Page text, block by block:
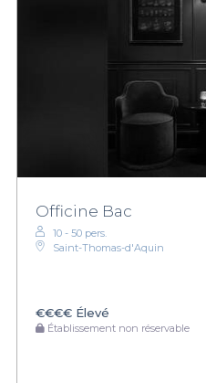
Officine Bac
10 - 50 pers.
Saint-Thomas-d'Aquin
€€€€ Élevé
Établissement non réservable